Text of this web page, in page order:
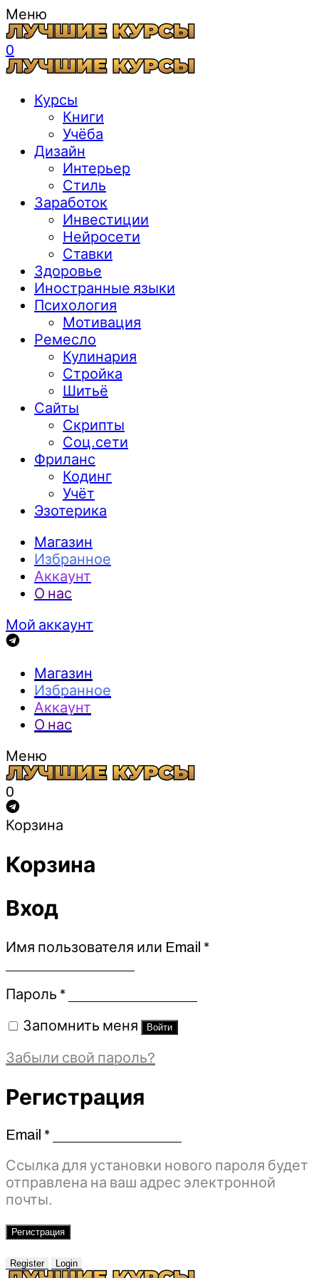
Меню
0
Курсы
Книги
Учёба
Дизайн
Интерьер
Стиль
Заработок
Инвестиции
Нейросети
Ставки
Здоровье
Иностранные языки
Психология
Мотивация
Ремесло
Кулинария
Стройка
Шитьё
Сайты
Скрипты
Соц.сети
Фриланс
Кодинг
Учёт
Эзотерика
Магазин
Избранное
Аккаунт
О нас
Мой аккаунт
Магазин
Избранное
Аккаунт
О нас
Меню
0
Корзина
Корзина
Вход
Имя пользователя или Email *Обязательно
Пароль *Обязательно
Запомнить меня Войти
Забыли свой пароль?
Регистрация
Email *Обязательно
Ссылка для установки нового пароля будет
отправлена ​​на ваш адрес электронной
почты.
Регистрация
Register Login